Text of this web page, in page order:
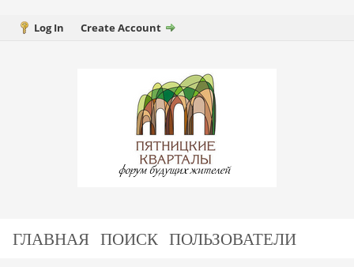
Log In Create Account
ГЛАВНАЯ ПОИСК ПОЛЬЗОВАТЕЛИ